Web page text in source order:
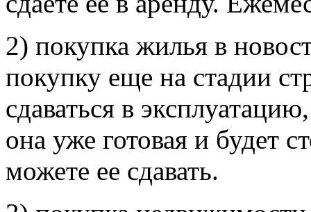
2) покупка жилья в
покупку еще на стадии
сдаваться в
она уже готовая и будет
можете ее сдавать.